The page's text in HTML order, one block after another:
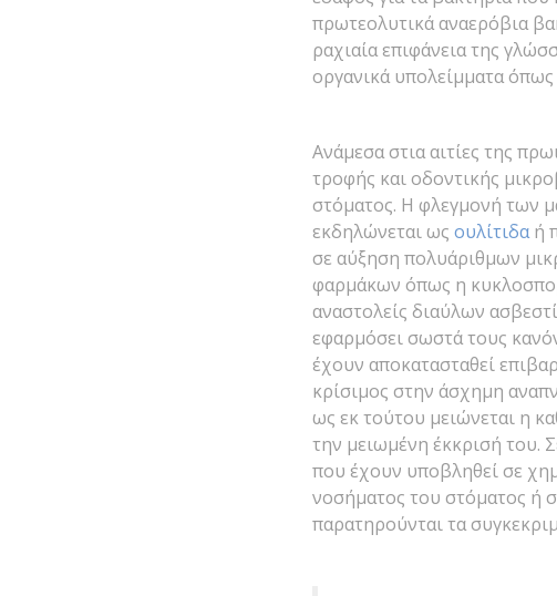
πρωτεολυτικά αναερόβια
ραχιαία επιφάνεια της
οργανικά υπολείμματα όπως
Ανάμεσα στια αιτίες της
τροφής και οδοντικής
στόματος. Η φλεγμονή των
εκδηλώνεται ως ουλίτιδαή
σε αύξηση πολυάριθμων
φαρμάκων όπως η
αναστολείς διαύλων
εφαρμόσει σωστά τους
έχουν αποκατασταθεί
κρίσιμος στην άσχημη
ως εκ τούτου μειώνεται η
την μειωμένη έκκρισή του.
που έχουν υποβληθεί σε
νοσήματος του στόματος ή
παρατηρούνται τα